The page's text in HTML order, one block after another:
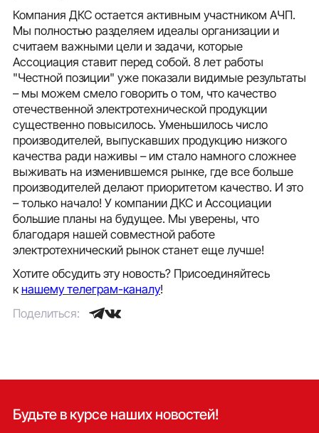
Компания ДКС остается активным участником АЧП.
Мы полностью разделяем идеалы организации и
считаем важными цели и задачи, которые
Ассоциация ставит перед собой. 8 лет работы
"Честной позиции" уже показали видимые результаты
– мы можем смело говорить о том, что качество
отечественной электротехнической продукции
существенно повысилось. Уменьшилось число
производителей, выпускавших продукцию низкого
качества ради наживы – им стало намного сложнее
выживать на изменившемся рынке, где все больше
производителей делают приоритетом качество. И это
– только начало! У компании ДКС и Ассоциации
большие планы на будущее. Мы уверены, что
благодаря нашей совместной работе
электротехнический рынок станет еще лучше!
Хотите обсудить эту новость? Присоединяйтесь
к нашему телеграм-каналу!
Поделиться:
Будьте в курсе наших новостей!